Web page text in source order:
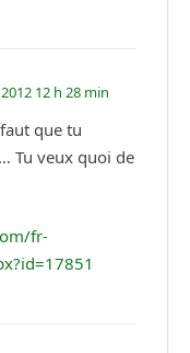
12 h 28 min
que tu
Tu veux quoi de
fr-